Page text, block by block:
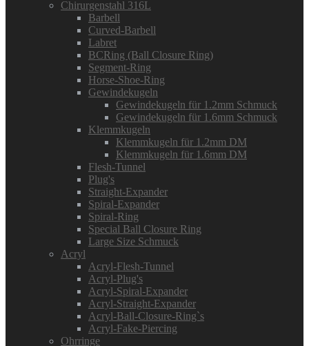
Chirurgenstahl 316L
Barbell
Curved-Barbell
Labret
BCRing (Ball Closure Ring)
Segment-Ring
Horse-Shoe-Ring
Gewindekugeln
Gewindekugeln für 1.2mm Schmuck
Gewindekugeln für 1.6mm Schmuck
Klemmkugeln
Klemmkugeln für 1.2mm DM
Klemmkugeln für 1.6mm DM
Flesh-Tunnel
Plug's
Straight-Expander
Spiral-Expander
Spiral-Ring
Special Ball Closure Ring
Large Size Schmuck
Acryl
Acryl-Flesh-Tunnel
Acryl-Plug's
Acryl-Spiral-Expander
Acryl-Straight-Expander
Acryl-Ball-Closure-Ring`s
Acryl-Fake-Piercing
Ohrringe